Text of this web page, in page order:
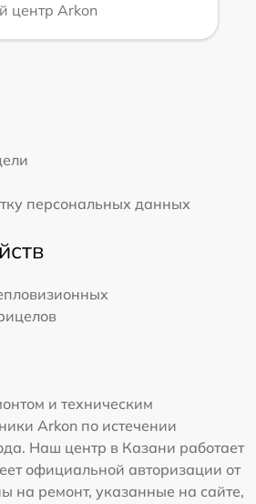
центр Arkon
персональных данных
и техническим
Arkon по истечении
Наш центр в Казани работает
официальной авторизации от
на ремонт, указанные на сайте,